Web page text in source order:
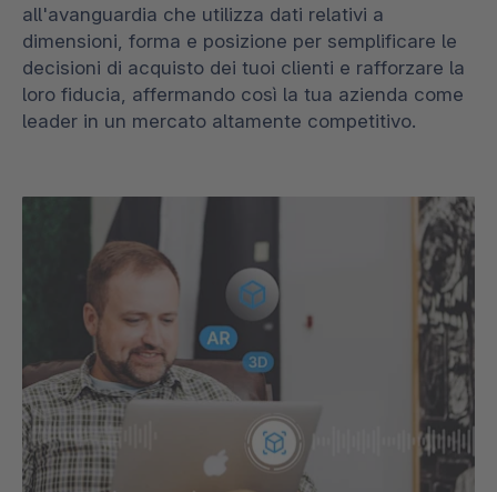
all'avanguardia che utilizza dati relativi a
dimensioni, forma e posizione per semplificare le
decisioni di acquisto dei tuoi clienti e rafforzare la
loro fiducia, affermando così la tua azienda come
leader in un mercato altamente competitivo.